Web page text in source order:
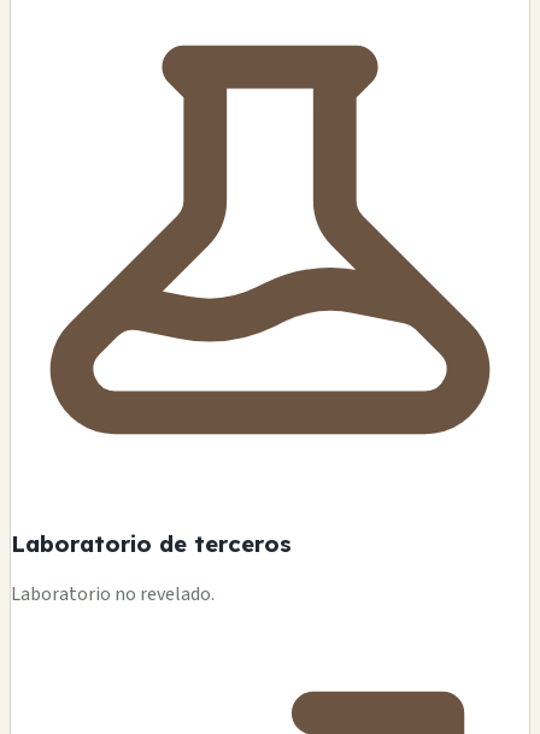
Laboratorio de terceros
Laboratorio no revelado.